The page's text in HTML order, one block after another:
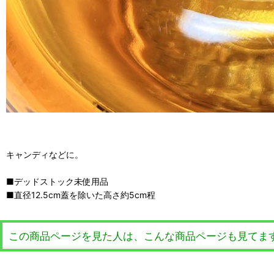
キャンディなどに。
■デッドストック未使用品
■直径12.5cm蓋を除いた高さ約5cm程
この商品ページを見た人は、こんな商品ページも見てま